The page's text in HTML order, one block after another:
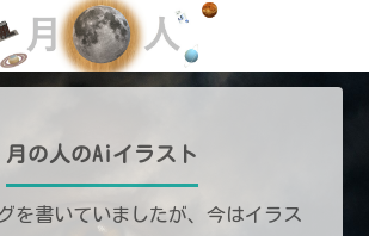
月の人のAiイラスト
を書いていましたが、今はイラス